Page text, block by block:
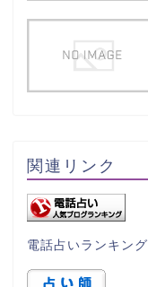
関連リンク
電話占いランキング